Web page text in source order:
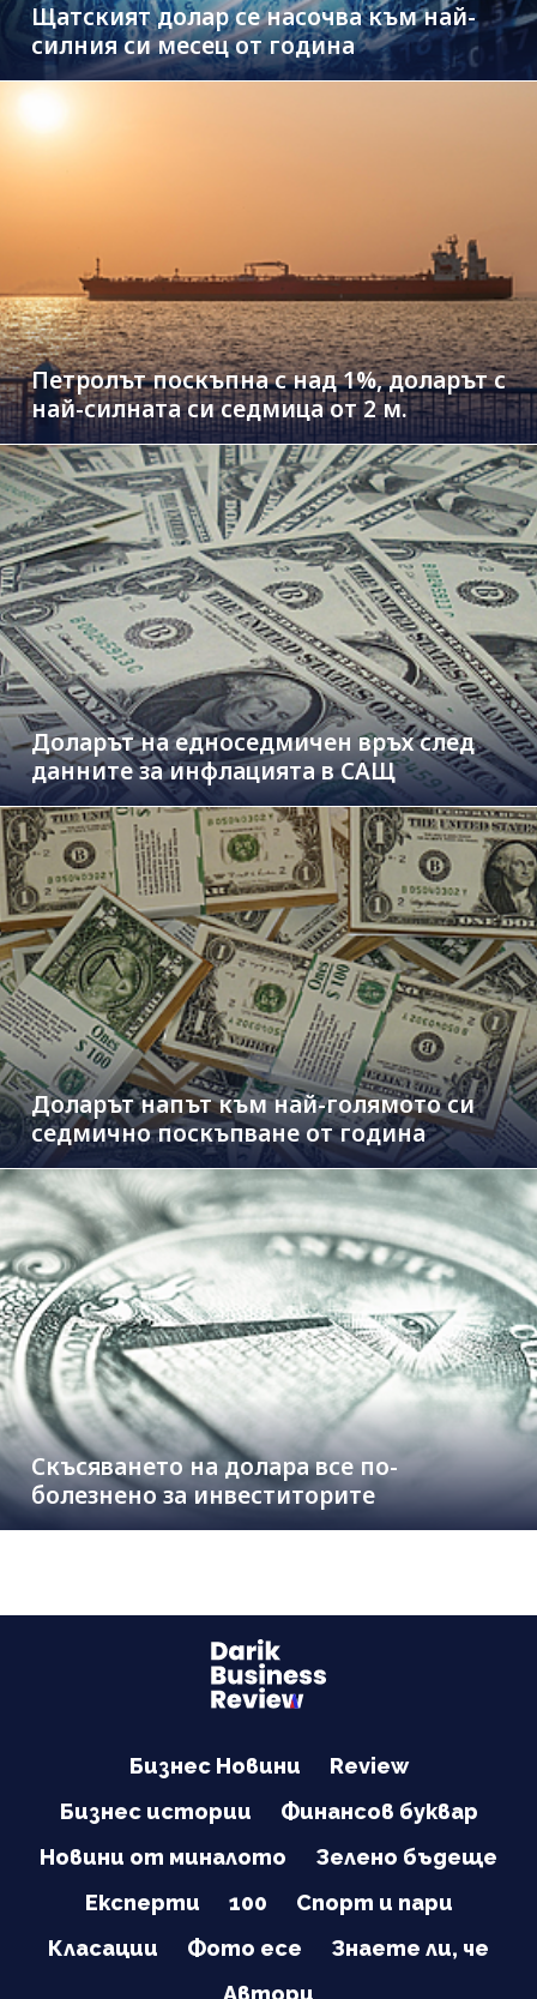
Щатският долар се насочва към най-
силния си месец от година
Петролът поскъпна с над 1%, доларът с
най-силната си седмица от 2 м.
Доларът на едноседмичен връх след
данните за инфлацията в САЩ
Доларът напът към най-голямото си
седмично поскъпване от година
Скъсяването на долара все по-
болезнено за инвеститорите
Бизнес Новини
Review
Бизнес истории
Финансов буквар
Новини от миналото
Зелено бъдеще
Експерти
100
Спорт и пари
Класации
Фото есе
Знаете ли, че
Автори